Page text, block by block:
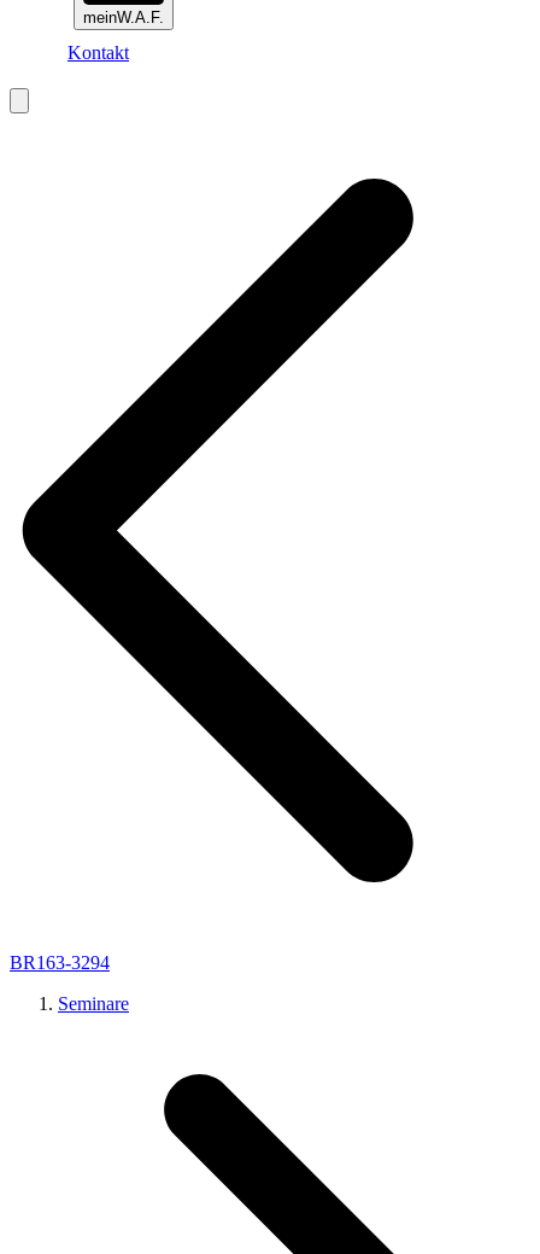
meinW.A.F.
Kontakt
BR163-3294
Seminare